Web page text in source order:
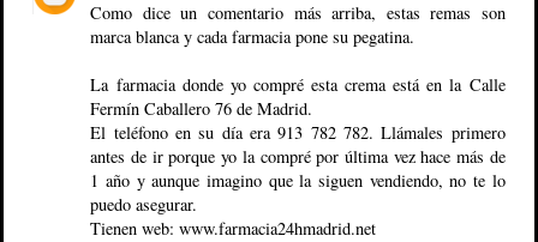
Como dice un comentario más arriba, estas remas son
marca blanca y cada farmacia pone su pegatina.
La farmacia donde yo compré esta crema está en la Calle
Fermín Caballero 76 de Madrid.
El teléfono en su día era 913 782 782. Llámales primero
antes de ir porque yo la compré por última vez hace más de
1 año y aunque imagino que la siguen vendiendo, no te lo
puedo asegurar.
Tienen web: www.farmacia24hmadrid.net